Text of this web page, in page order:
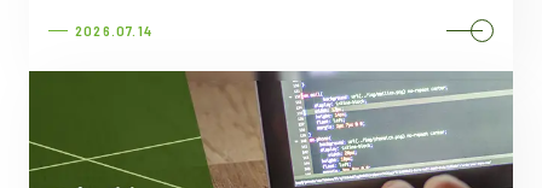
2026.07.14